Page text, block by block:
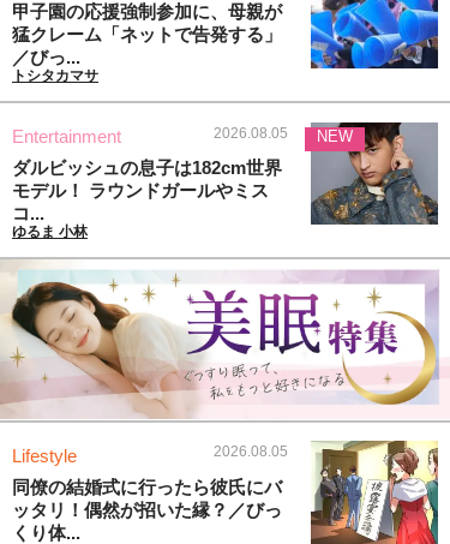
甲子園の応援強制参加に、母親が
猛クレーム「ネットで告発する」
／びっ...
トシタカマサ
Entertainment 2026.08.05
ダルビッシュの息子は182cm世界
モデル！ ラウンドガールやミス
コ...
ゆるま 小林
NEW
Lifestyle 2026.08.05
同僚の結婚式に行ったら彼氏にバ
ッタリ！偶然が招いた縁？／びっ
くり体...